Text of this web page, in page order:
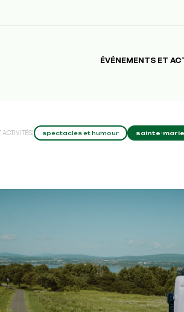
ÉVÉNEMENTS ET
ACTIVITÉS| spectacles et humour sainte-